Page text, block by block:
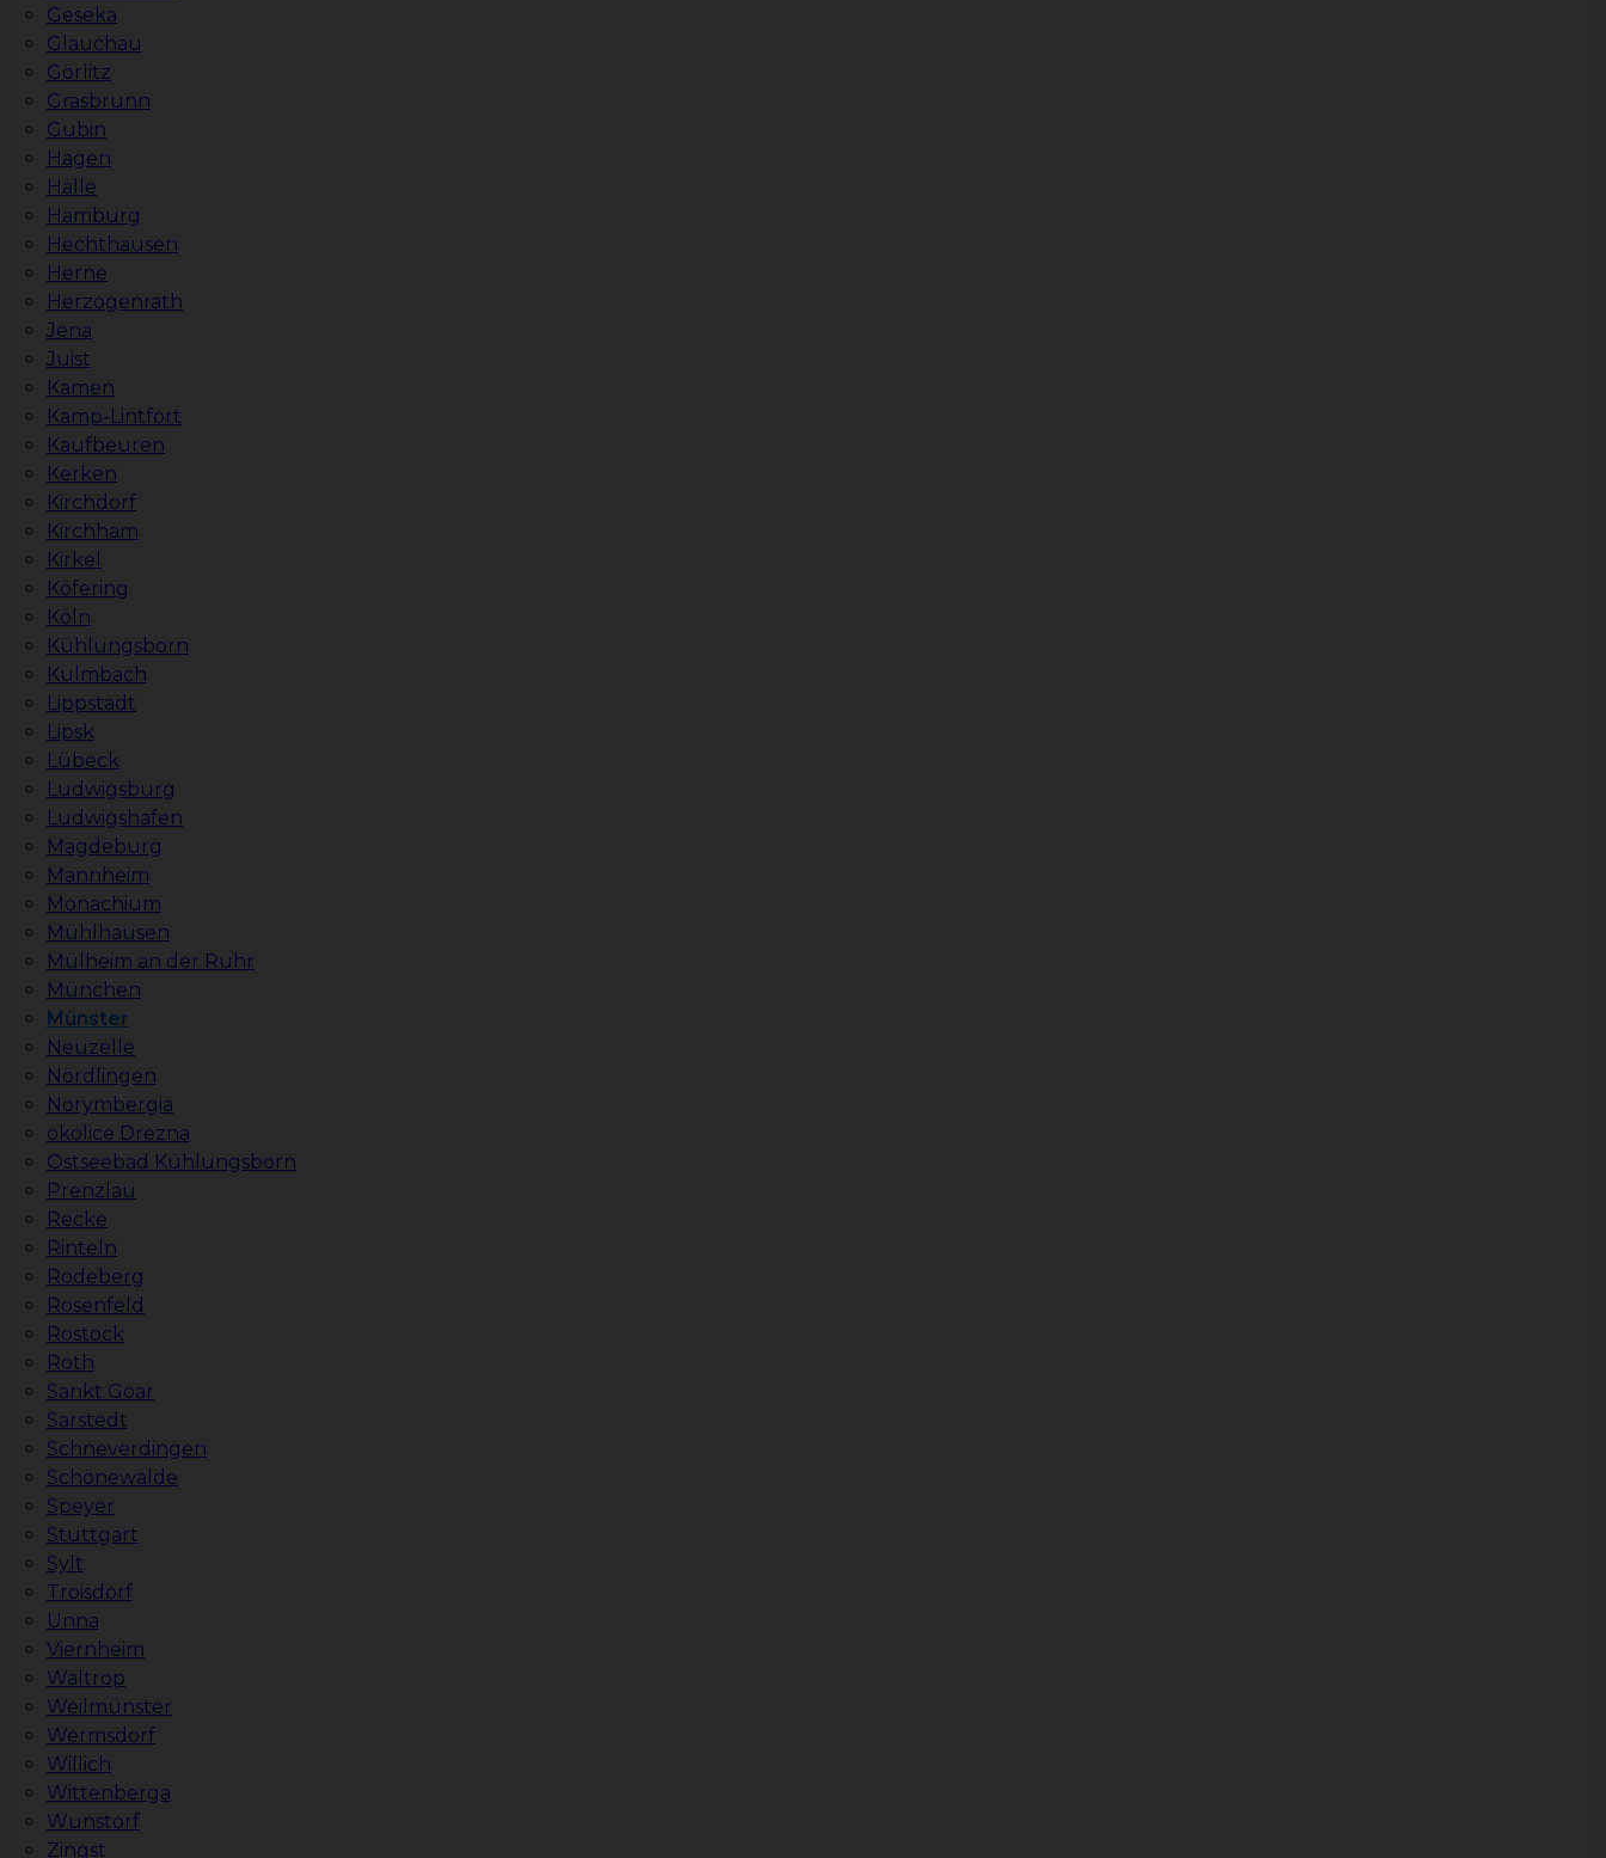
Geseka
Glauchau
Görlitz
Grasbrunn
Gubin
Hagen
Halle
Hamburg
Hechthausen
Herne
Herzogenrath
Jena
Juist
Kamen
Kamp-Lintfort
Kaufbeuren
Kerken
Kirchdorf
Kirchham
Kirkel
Köfering
Köln
Kühlungsborn
Kulmbach
Lippstadt
Lipsk
Lübeck
Ludwigsburg
Ludwigshafen
Magdeburg
Mannheim
Monachium
Mühlhausen
Mülheim an der Ruhr
München
Münster
Neuzelle
Nördlingen
Norymbergia
okolice Drezna
Ostseebad Kühlungsborn
Prenzlau
Recke
Rinteln
Rodeberg
Rosenfeld
Rostock
Roth
Sankt Goar
Sarstedt
Schneverdingen
Schönewalde
Speyer
Stuttgart
Sylt
Troisdorf
Unna
Viernheim
Waltrop
Weilmünster
Wermsdorf
Willich
Wittenberga
Wunstorf
Zingst